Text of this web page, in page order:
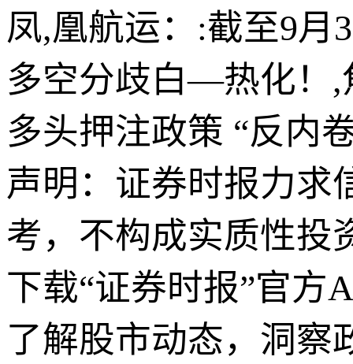
凤,凰航运：:截至9月
多空分歧白—热化！,
多头押注政策 “反内
声明：证券时报力求
考，不构成实质性投
下载“证券时报”官方
了解股市动态，洞察